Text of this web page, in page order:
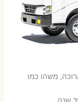
משהו כמו